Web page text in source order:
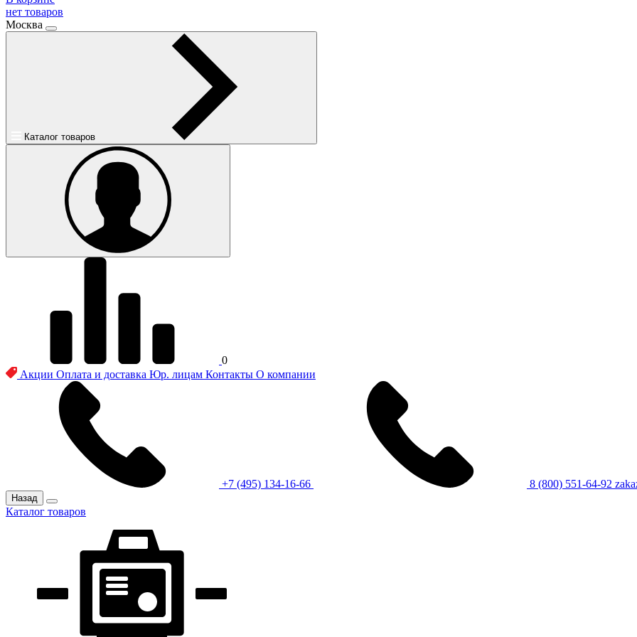
нет товаров
Москва
Каталог товаров
0
Акции Оплата и доставка Юр. лицам Контакты О компании
+7 (495) 134-16-66 8 (800) 551-64-92
Назад
Каталог товаров